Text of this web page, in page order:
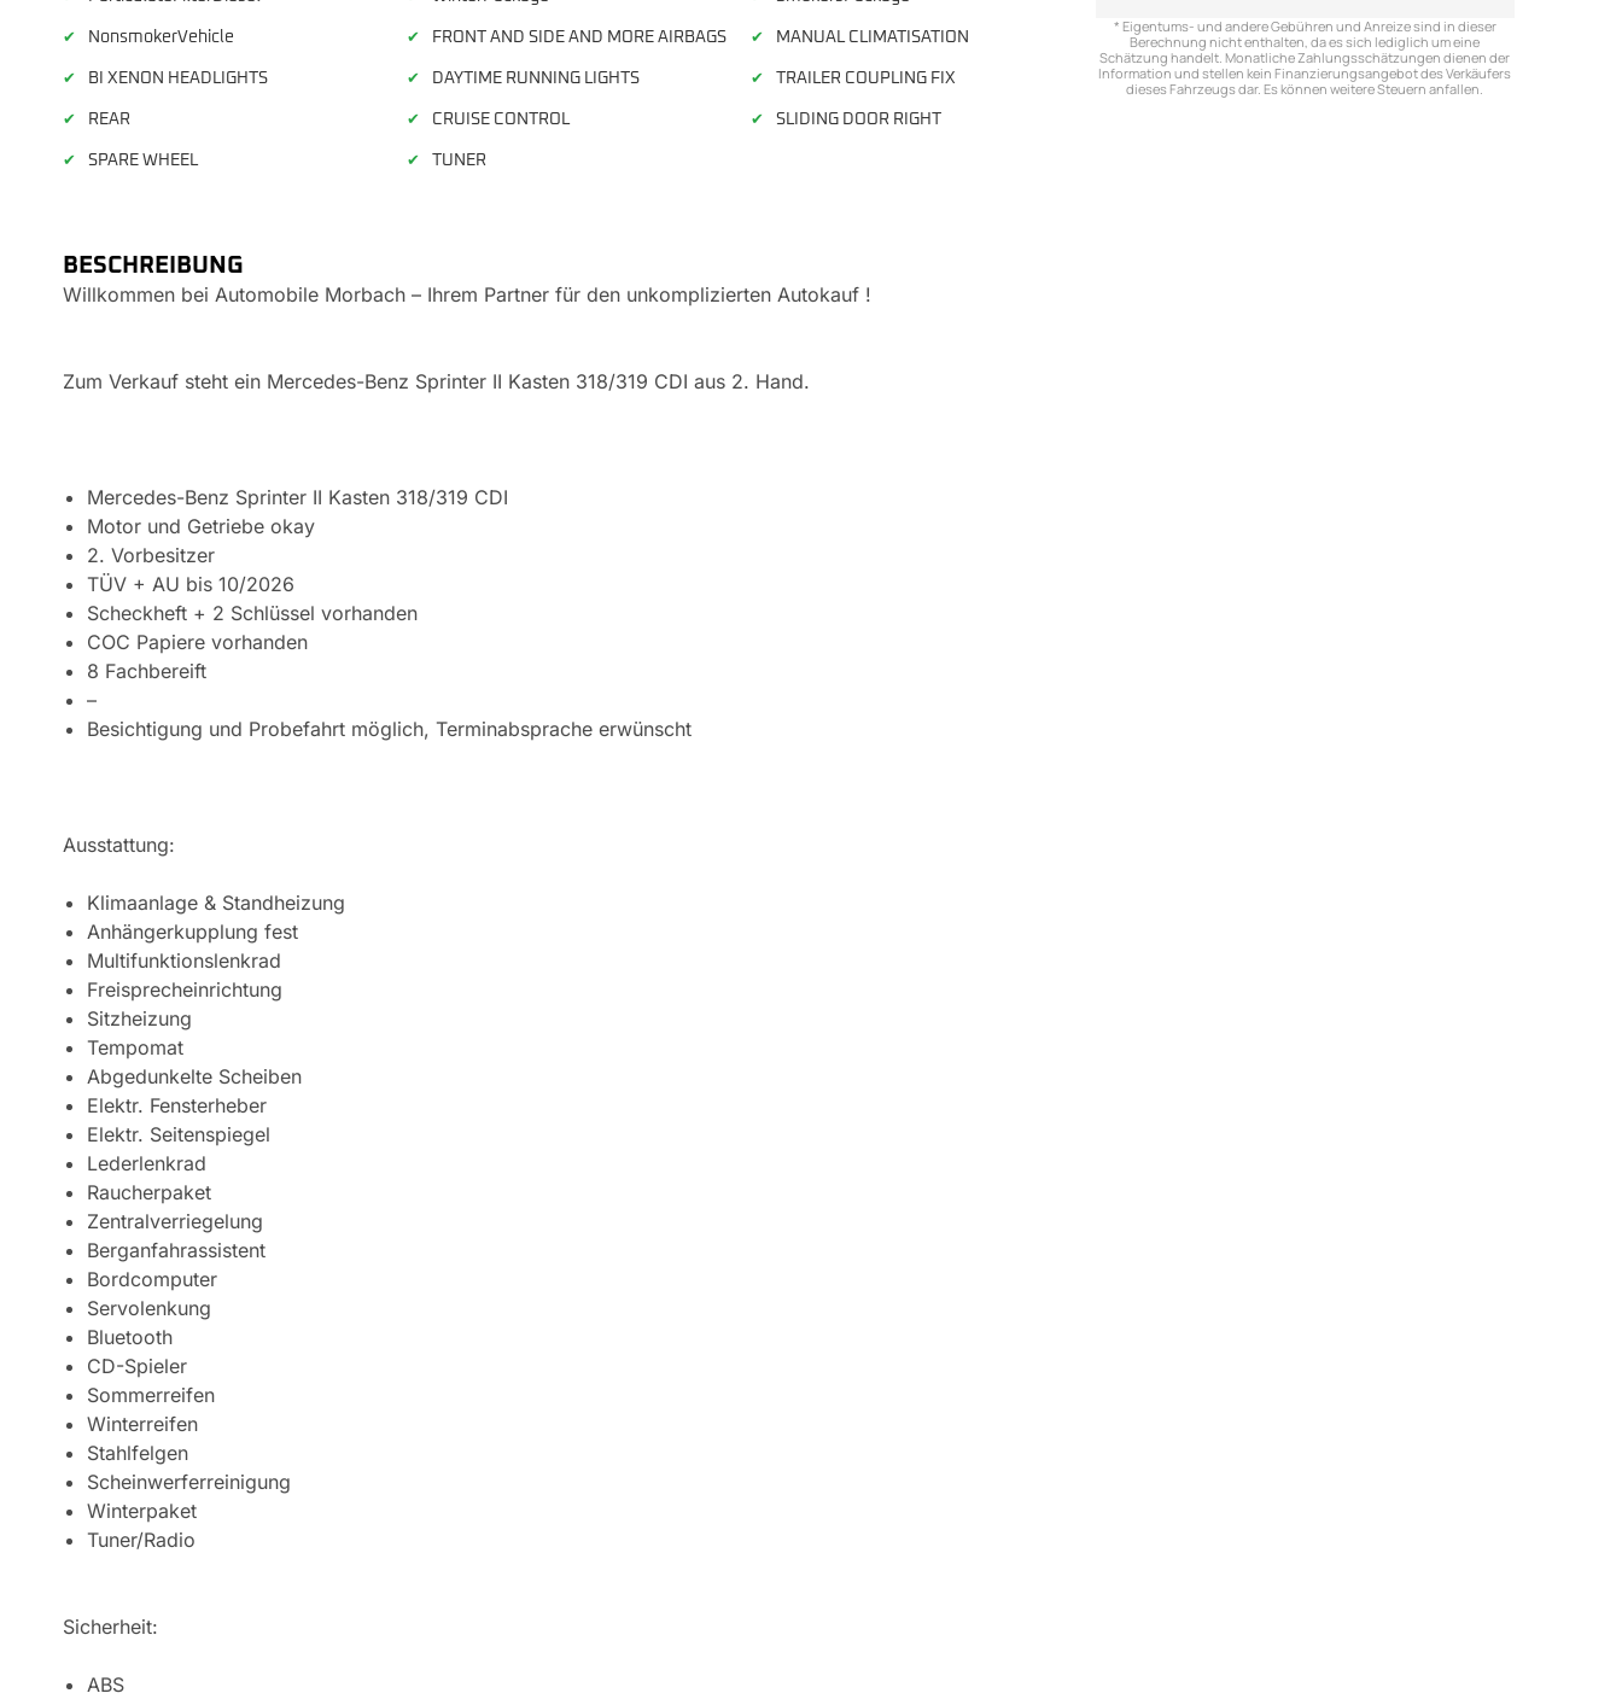
✔ NonsmokerVehicle ✔ FRONT AND SIDE AND MORE AIRBAGS ✔ MANUAL CLIMATISATION
✔ BI XENON HEADLIGHTS ✔ DAYTIME RUNNING LIGHTS ✔ TRAILER COUPLING FIX
✔ REAR ✔ CRUISE CONTROL ✔ SLIDING DOOR RIGHT
✔ SPARE WHEEL ✔ TUNER
BESCHREIBUNG
Willkommen bei Automobile Morbach – Ihrem Partner für den unkomplizierten Autokauf !
Zum Verkauf steht ein Mercedes-Benz Sprinter II Kasten 318/319 CDI aus 2. Hand.
Mercedes-Benz Sprinter II Kasten 318/319 CDI
Motor und Getriebe okay
2. Vorbesitzer
TÜV + AU bis 10/2026
Scheckheft + 2 Schlüssel vorhanden
COC Papiere vorhanden
8 Fachbereift
–
Besichtigung und Probefahrt möglich, Terminabsprache erwünscht
Ausstattung:
Klimaanlage & Standheizung
Anhängerkupplung fest
Multifunktionslenkrad
Freisprecheinrichtung
Sitzheizung
Tempomat
Abgedunkelte Scheiben
Elektr. Fensterheber
Elektr. Seitenspiegel
Lederlenkrad
Raucherpaket
Zentralverriegelung
Berganfahrassistent
Bordcomputer
Servolenkung
Bluetooth
CD-Spieler
Sommerreifen
Winterreifen
Stahlfelgen
Scheinwerferreinigung
Winterpaket
Tuner/Radio
Sicherheit:
ABS
* Eigentums- und andere Gebühren und Anreize sind in dieser
Berechnung nicht enthalten, da es sich lediglich um eine
Schätzung handelt. Monatliche Zahlungsschätzungen dienen der
Information und stellen kein Finanzierungsangebot des Verkäufers
dieses Fahrzeugs dar. Es können weitere Steuern anfallen.